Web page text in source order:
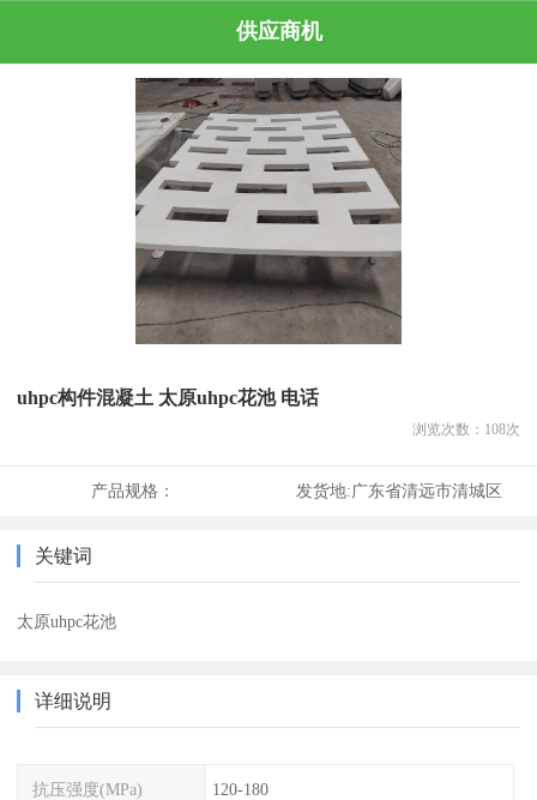
供应商机
uhpc构件混凝土 太原uhpc花池 电话
浏览次数： 108次
产品规格： 发货地:广东省清远市清城区
关键词
太原uhpc花池
详细说明
抗压强度(MPa) 120-180